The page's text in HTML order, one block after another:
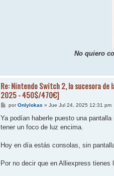
No quiero
Re: Nintendo Switch 2, la sucesora
2025 - 450$/470€]
M
n
a
porOnlylokas » Jue Jul 24, 2025 12:31 pm
Ya podían haberle puesto una
tener un foco de luz encima.
Hoy en día estás consolas, sin
Por no decir que en Alliexpress